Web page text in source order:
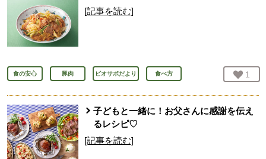
[記事を読む]
食の安心 豚肉 ビオサポだより 食べ方 お気
1
子どもと一緒に！お父さんに感謝を伝え
るレシピ♡
[記事を読む]